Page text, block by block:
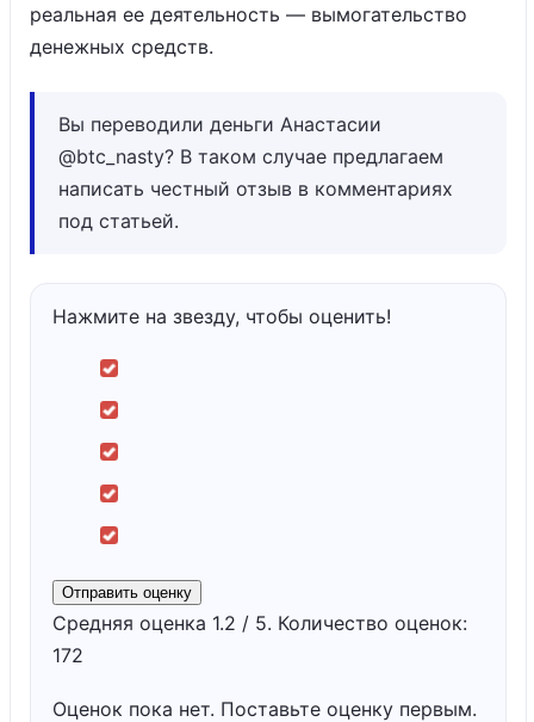
реальная ее деятельность — вымогательство
денежных средств.
Вы переводили деньги Анастасии
@btc_nasty? В таком случае предлагаем
написать честный отзыв в комментариях
под статьей.
Нажмите на звезду, чтобы оценить!
Отправить оценку
Средняя оценка 1.2 / 5. Количество оценок:
172
Оценок пока нет. Поставьте оценку первым.